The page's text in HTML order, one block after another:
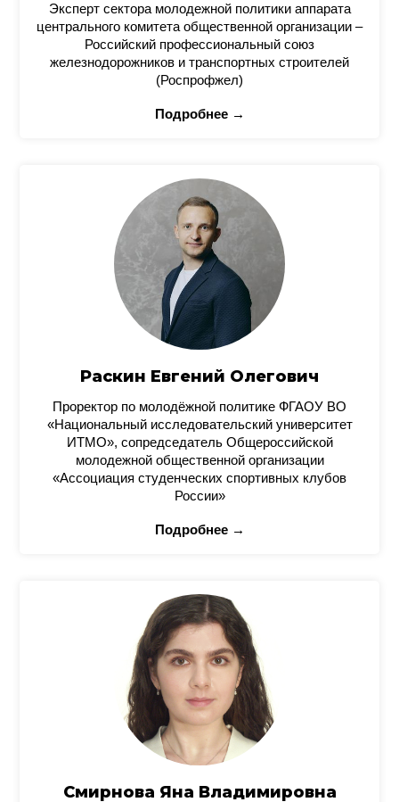
Эксперт сектора молодежной политики аппарата
центрального комитета общественной организации –
Российский профессиональный союз
железнодорожников и транспортных строителей
(Роспрофжел)
Подробнее →
Раскин Евгений Олегович
Проректор по молодёжной политике ФГАОУ ВО
«Национальный исследовательский университет
ИТМО», сопредседатель Общероссийской
молодежной общественной организации
«Ассоциация студенческих спортивных клубов
России»
Подробнее →
Смирнова Яна Владимировна